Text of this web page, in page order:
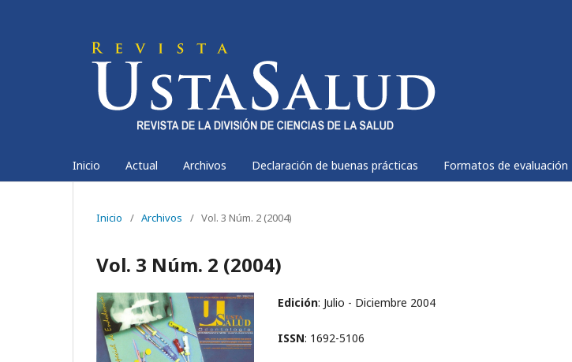
Inicio Actual Archivos Declaración de buenas prácticas Formatos de evaluación
Inicio / Archivos / Vol. 3 Núm. 2 (2004)
Vol. 3 Núm. 2 (2004)
Edición: Julio - Diciembre 2004
ISSN: 1692-5106